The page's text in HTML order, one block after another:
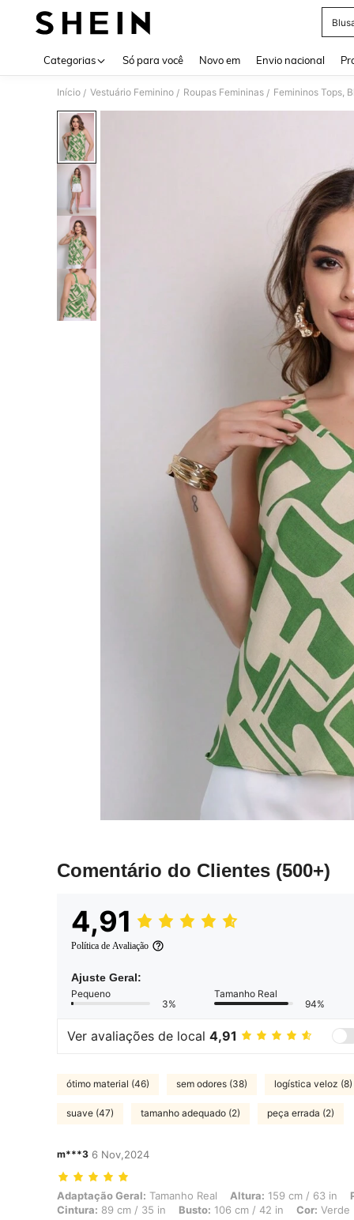
Categorias Só para você Novo em Envio nacional
Início / Vestuário Feminino / Roupas Femininas / Femininos Tops,
Comentário do Clientes (500+)
4,91
Política de Avaliação
Ajuste Geral:
Pequeno
3%
Tamanho Real
94%
Ver avaliações de local 4,91
ótimo material (46) sem odores (38) logística veloz (8)
suave (47) tamanho adequado (2) peça errada (2)
m***3 6 Nov,2024
Adaptação Geral: Tamanho Real, Altura: 159 cm / 63 in, Peso: 64
Adaptação Geral: Tamanho Real Altura: 159 cm / 63 in
Cintura: 89 cm / 35 in Busto: 106 cm / 42 in Cor: Verde